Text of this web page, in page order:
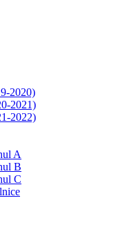
2020)
2021)
2022)
A
B
C